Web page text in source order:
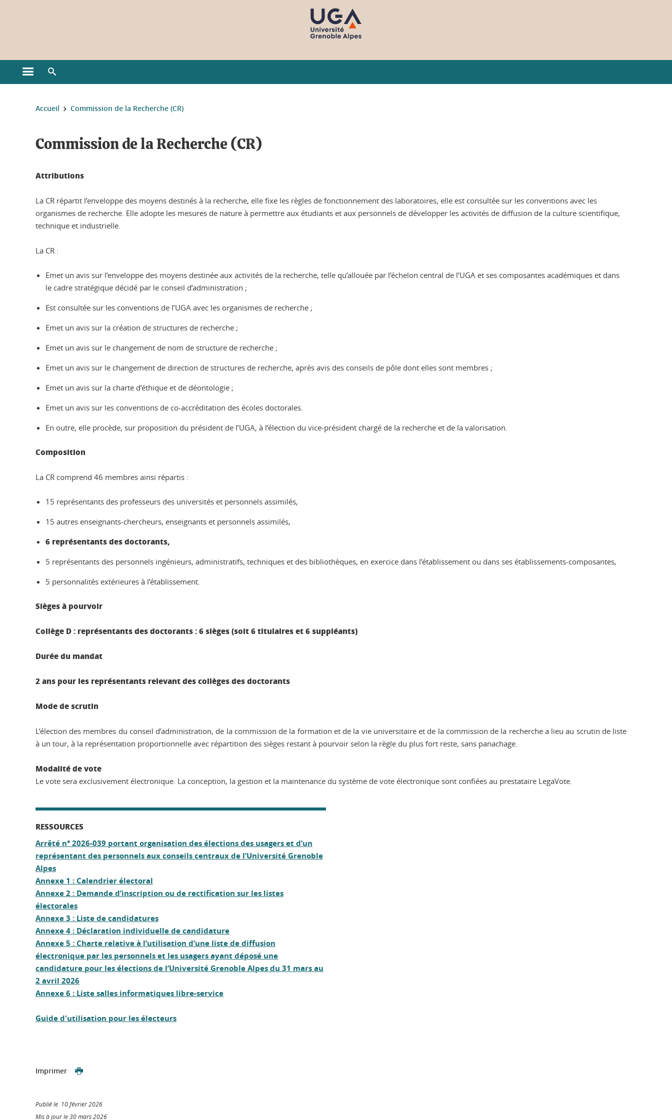
Ouvrir le menu principal
Vous êtes ici :
Accueil Commission de la Recherche (CR)
Commission de la Recherche (CR)
Attributions
La CR répartit l’enveloppe des moyens destinés à la recherche, elle fixe les règles de fonctionnement des laboratoires, elle est consultée sur les conventions avec les
organismes de recherche. Elle adopte les mesures de nature à permettre aux étudiants et aux personnels de développer les activités de diffusion de la culture scientifique,
technique et industrielle.
La CR :
Emet un avis sur l’enveloppe des moyens destinée aux activités de la recherche, telle qu’allouée par l’échelon central de l’UGA et ses composantes académiques et dans
le cadre stratégique décidé par le conseil d’administration ;
Est consultée sur les conventions de l’UGA avec les organismes de recherche ;
Emet un avis sur la création de structures de recherche ;
Emet un avis sur le changement de nom de structure de recherche ;
Emet un avis sur le changement de direction de structures de recherche, après avis des conseils de pôle dont elles sont membres ;
Emet un avis sur la charte d’éthique et de déontologie ;
Emet un avis sur les conventions de co-accréditation des écoles doctorales.
En outre, elle procède, sur proposition du président de l’UGA, à l’élection du vice-président chargé de la recherche et de la valorisation.
Composition
La CR comprend 46 membres ainsi répartis :
15 représentants des professeurs des universités et personnels assimilés,
15 autres enseignants-chercheurs, enseignants et personnels assimilés,
6 représentants des doctorants,
5 représentants des personnels ingénieurs, administratifs, techniques et des bibliothèques, en exercice dans l’établissement ou dans ses établissements-composantes,
5 personnalités extérieures à l’établissement.
Sièges à pourvoir
Collège D : représentants des doctorants : 6 sièges (soit 6 titulaires et 6 suppléants)
Durée du mandat
2 ans pour les représentants relevant des collèges des doctorants
Mode de scrutin
L’élection des membres du conseil d’administration, de la commission de la formation et de la vie universitaire et de la commission de la recherche a lieu au scrutin de liste
à un tour, à la représentation proportionnelle avec répartition des sièges restant à pourvoir selon la règle du plus fort reste, sans panachage.
Modalité de vote
Le vote sera exclusivement électronique. La conception, la gestion et la maintenance du système de vote électronique sont confiées au prestataire LegaVote.
RESSOURCES
Arrêté n° 2026-039 portant organisation des élections des usagers et d’un
représentant des personnels aux conseils centraux de l’Université Grenoble
Alpes
Annexe 1 : Calendrier électoral
Annexe 2 : Demande d’inscription ou de rectification sur les listes
électorales
Annexe 3 : Liste de candidatures
Annexe 4 : Déclaration individuelle de candidature
Annexe 5 : Charte relative à l’utilisation d’une liste de diffusion
électronique par les personnels et les usagers ayant déposé une
candidature pour les élections de l’Université Grenoble Alpes du 31 mars au
2 avril 2026
Annexe 6 : Liste salles informatiques libre-service
Guide d'utilisation pour les électeurs
Imprimer
Publié le 10 février 2026
Mis à jour le 30 mars 2026